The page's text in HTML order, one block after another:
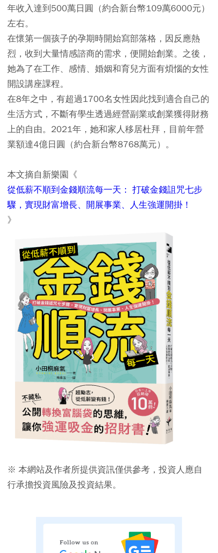
年收入達到500萬日圓（約合新台幣109萬6000元）
左右。
在懷第一個孩子的孕期時開始寫部落格，因反應熱
烈，收到大量情感諮商的需求，便開始創業。之後，
她為了在工作、感情、婚姻和育兒方面有煩惱的女性
開設講座課程。
在8年之中，有超過1700名女性因此找到適合自己的
生活方式，不斷有學生透過經營副業或創業獲得財務
上的自由。2021年，她和家人移居杜拜，目前年營
業額達4億日圓（約合新台幣8768萬元）。
本文摘自新樂園《
從低薪不順到金錢順流每一天： 打破金錢詛咒七步
驟，實現財富增長、開展事業、人生強運開掛！
》
※ 本網站及作者所提供資訊僅供參考，投資人應自
行承擔投資風險及投資結果。